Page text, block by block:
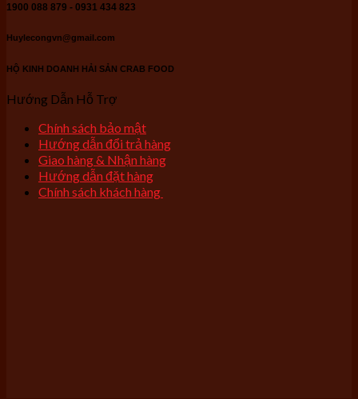
1900 088 879 - 0931 434 823
Huylecongvn@gmail.com
HỘ KINH DOANH HẢI SẢN CRAB FOOD
Hướng Dẫn Hỗ Trợ
Chính sách bảo mật
Hướng dẫn đổi trả hàng
Giao hàng & Nhận hàng
Hướng dẫn đặt hàng
Chính sách khách hàng